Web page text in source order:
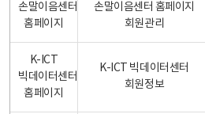
손말이음센터
홈페이지
손말이음센터 홈페이지
회원관리
K-ICT
빅데이터센터
홈페이지
K-ICT 빅데이터센터
회원정보